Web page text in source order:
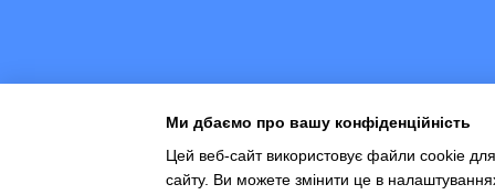
Ми дбаємо про вашу конфіденційність
Цей веб-сайт використовує файли cookie
сайту. Ви можете змінити це в